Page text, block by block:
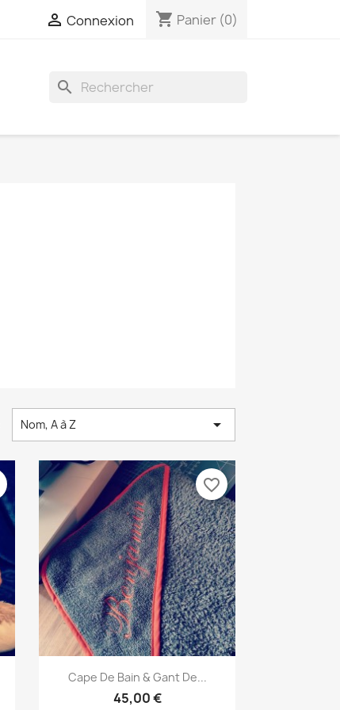
 Connexion shopping_cart Panier (0)
search
Nom, A à Z 
Aperçu rapide
Cape De Bain & Gant De...
45,00 €
favorite_border